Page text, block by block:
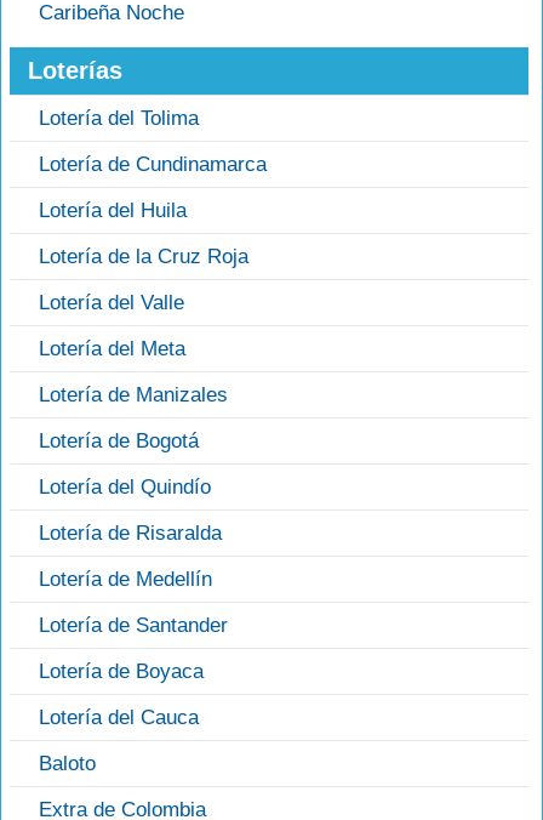
Caribeña Noche
Loterías
Lotería del Tolima
Lotería de Cundinamarca
Lotería del Huila
Lotería de la Cruz Roja
Lotería del Valle
Lotería del Meta
Lotería de Manizales
Lotería de Bogotá
Lotería del Quindío
Lotería de Risaralda
Lotería de Medellín
Lotería de Santander
Lotería de Boyaca
Lotería del Cauca
Baloto
Extra de Colombia